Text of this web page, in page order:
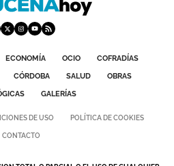
ECONOMÍA OCIO
COFRADÍAS
CÓRDOBA SALUD
OBRAS
GALERÍAS
DE USO POLÍTICA DE COOKIES
CONTACTO